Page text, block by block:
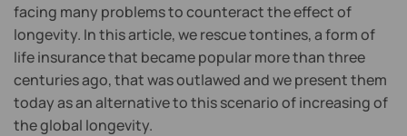
facing many problems to counteract the effect of
longevity. In this article, we rescue tontines, a form of
life insurance that became popular more than three
centuries ago, that was outlawed and we present them
today as an alternative to this scenario of increasing of
the global longevity.